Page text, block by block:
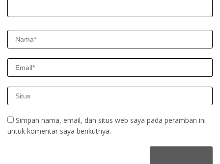
Simpan nama, email, dan situs web saya pada peramban ini
untuk komentar saya berikutnya.